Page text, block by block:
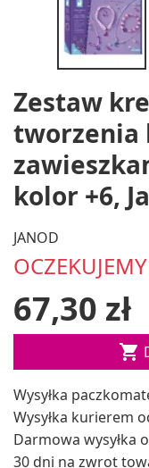
Zestaw
tworzenia
kolor +6,
JANOD
67,30 zł

Wysyłka
Wysyłka kurierem
Darmowa wysyłka
30 dni na zwrot